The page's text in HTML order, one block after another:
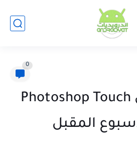
0
إيقاف تطبيق Photoshop Touch
المقبل